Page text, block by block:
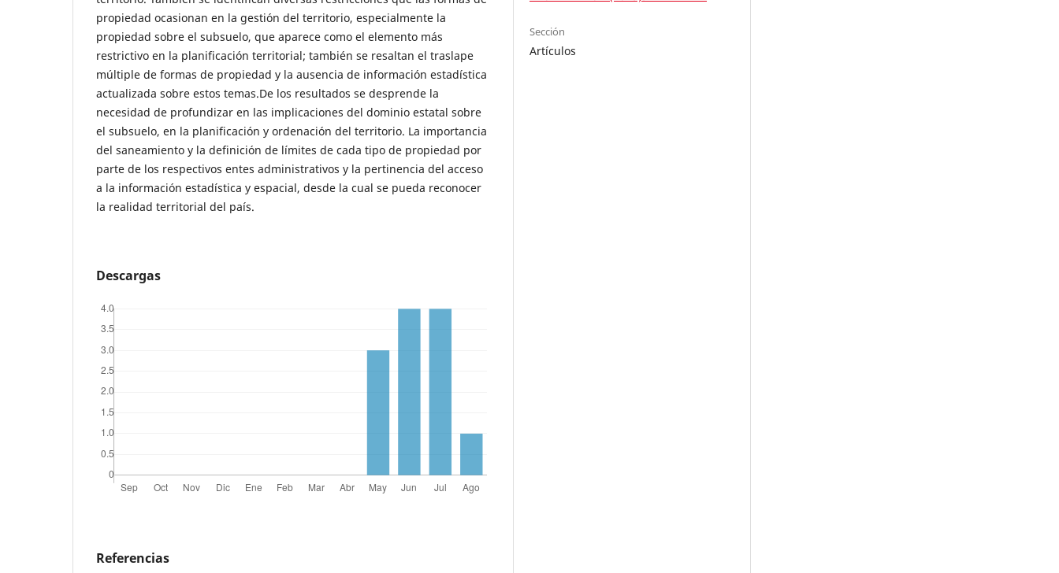
propiedad ocasionan en la gestión del territorio, especialmente la
propiedad sobre el subsuelo, que aparece como el elemento más
restrictivo en la planificación territorial; también se resaltan el traslape
múltiple de formas de propiedad y la ausencia de información estadística
actualizada sobre estos temas.De los resultados se desprende la
necesidad de profundizar en las implicaciones del dominio estatal sobre
el subsuelo, en la planificación y ordenación del territorio. La importancia
del saneamiento y la definición de límites de cada tipo de propiedad por
parte de los respectivos entes administrativos y la pertinencia del acceso
a la información estadística y espacial, desde la cual se pueda reconocer
la realidad territorial del país.
Descargas
Referencias
Sección
Artículos